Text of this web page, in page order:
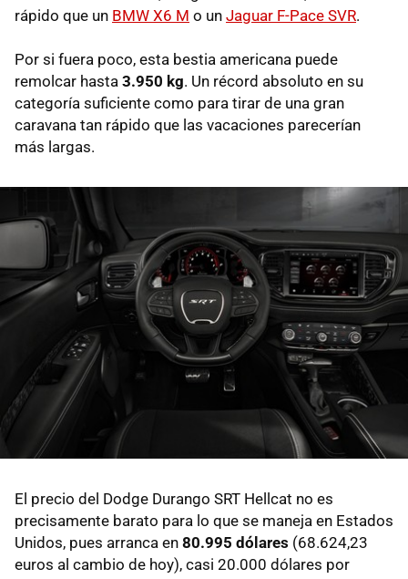
rápido que un BMW X6 M o un Jaguar F-Pace SVR.
Por si fuera poco, esta bestia americana puede
remolcar hasta 3.950 kg. Un récord absoluto en su
categoría suficiente como para tirar de una gran
caravana tan rápido que las vacaciones parecerían
más largas.
El precio del Dodge Durango SRT Hellcat no es
precisamente barato para lo que se maneja en Estados
Unidos, pues arranca en 80.995 dólares (68.624,23
euros al cambio de hoy), casi 20.000 dólares por